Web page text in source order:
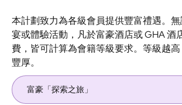
本計劃致力為各級會員提供豐富禮遇。
宴或體驗活動，凡於富豪酒店或 GHA 酒
費，皆可計算為會籍等級要求。等級越
豐厚。
富豪「探索之旅」